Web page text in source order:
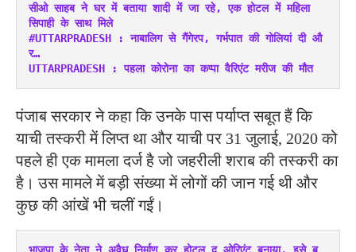
सीओ साहब ने घर में बताया शादी में जा रहे, एक होटल में महिला
सिपाही के साथ मिले
#UTTARPRADESH : नाबालिग से गैंगेरप, गर्भपात की गोलियां दी औ
र…
UTTARPRADESH : पहला कोरोना का कप्पा वैरिएंट मरीज की मौत
पंजाब सरकार ने कहा कि उनके पास पर्याप्त सबूत हैं कि
याची तस्करी में लिप्त था और याची पर 31 जुलाई, 2020 को
पहले ही एक मामला दर्ज है जो जहरीली शराब की तस्करी का
है। उस मामले में बड़ी संख्या में लोगों की जान गई थी और
कुछ की आंखें भी चलीं गईं।